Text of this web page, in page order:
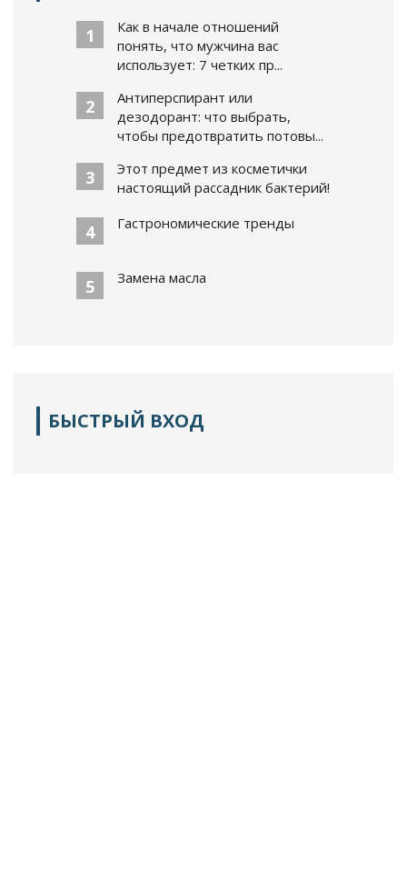
1
Как в начале отношений
понять, что мужчина вас
использует: 7 четких пр...
2
Антиперспирант или
дезодорант: что выбрать,
чтобы предотвратить потовы...
3
Этот предмет из косметички
настоящий рассадник бактерий!
4 Гастрономические тренды
5 Замена масла
БЫСТРЫЙ ВХОД